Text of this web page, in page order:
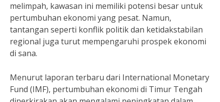
melimpah, kawasan ini memiliki potensi besar untuk
pertumbuhan ekonomi yang pesat. Namun,
tantangan seperti konflik politik dan ketidakstabilan
regional juga turut mempengaruhi prospek ekonomi
di sana.
Menurut laporan terbaru dari International Monetary
Fund (IMF), pertumbuhan ekonomi di Timur Tengah